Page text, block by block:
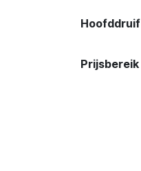
Hoofddruif
Prijsbereik